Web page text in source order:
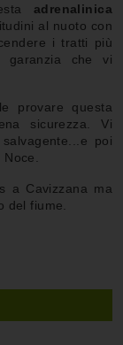
adrenalinica
al nuoto con
i tratti più
garanzia che vi
provare questa
sicurezza. Vi
poi
a Cavizzana ma
del fiume.